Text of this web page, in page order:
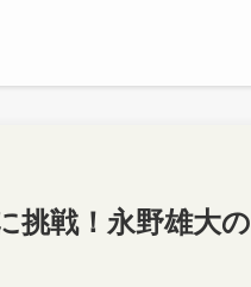
挑戦！永野雄大の